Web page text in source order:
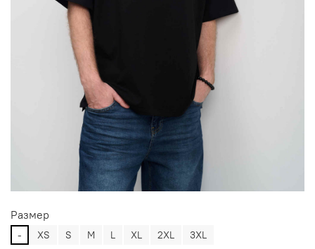
Размер
- XS S M L XL 2XL 3XL